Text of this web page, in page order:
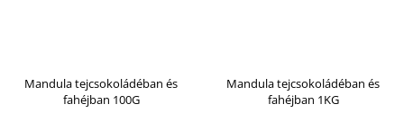
Mandula tejcsokoládéban és
fahéjban 100G
Mandula tejcsokoládéban és
fahéjban 1KG